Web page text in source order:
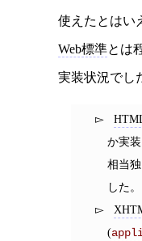
使えたとはい
Web標準とは
実装状況でし
か実
相当
した。
(